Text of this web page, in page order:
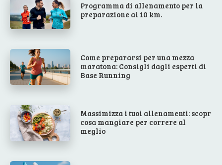
Programma di allenamento per la
preparazione ai 10 km.
Come prepararsi per una mezza
maratona: Consigli dagli esperti di
Base Running
Massimizza i tuoi allenamenti: scopr
cosa mangiare per correre al
meglio